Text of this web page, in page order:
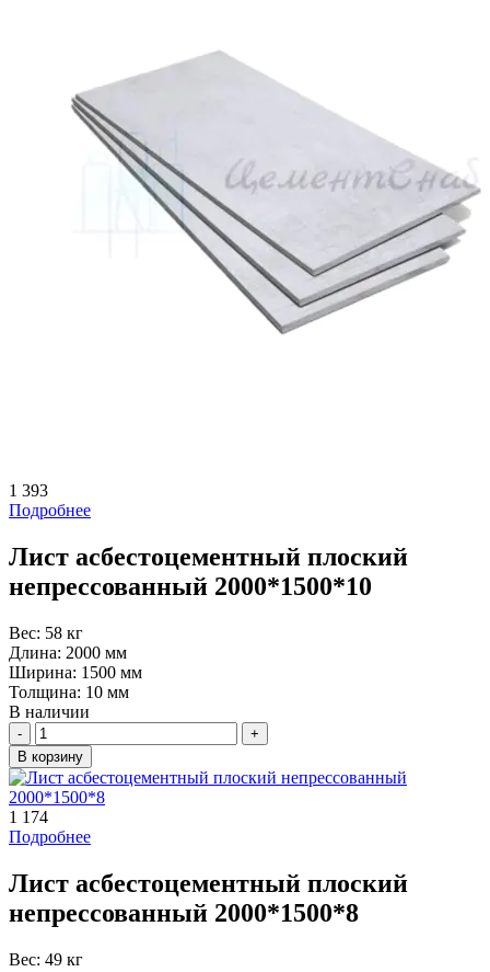
1 393
Подробнее
Лист асбестоцементный плоский
непрессованный 2000*1500*10
Вес: 58 кг
Длина: 2000 мм
Ширина: 1500 мм
Толщина: 10 мм
В наличии
Количество
В корзину
1 174
Подробнее
Лист асбестоцементный плоский
непрессованный 2000*1500*8
Вес: 49 кг